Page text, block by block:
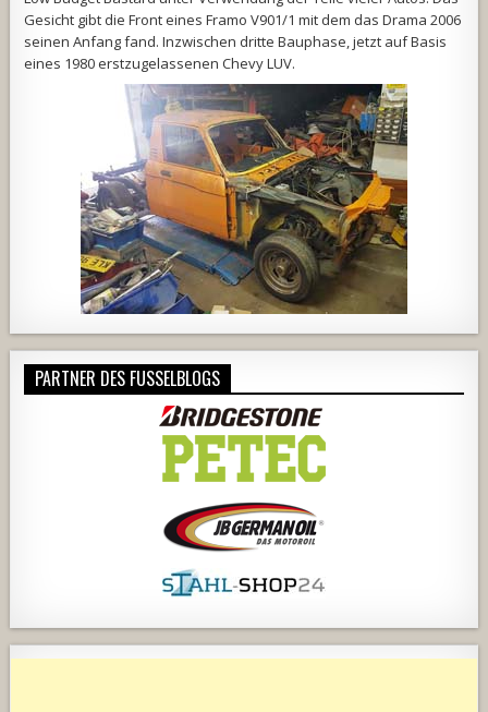
Gesicht gibt die Front eines Framo V901/1 mit dem das Drama 2006
seinen Anfang fand. Inzwischen dritte Bauphase, jetzt auf Basis
eines 1980 erstzugelassenen Chevy LUV.
PARTNER DES FUSSELBLOGS